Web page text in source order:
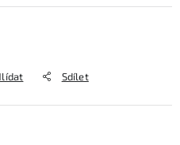
Sdílet